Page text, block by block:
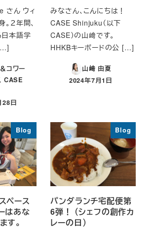
さん ウィ
２年間、
本語学
コワー
CASE
28日
みなさん、こんにちは！
CASE Shinjuku（以下
CASE）の山﨑です。
HHKBキーボードの公 […]
山﨑 由夏
投稿日
2024年7月1日
Blog
ペース
はあな
す。
Blog
パンダランチ宅配便第
6弾！ （シェフの創作カ
レーの日）